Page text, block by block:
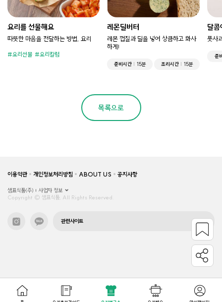
요리를 선물해요
따뜻한 마음을 전달하는 방법, 요리
요리선물 요리칼럼
레몬딜버터
레몬 껍질과 딜을 넣어 상큼하고 화사
하게!
준비시간 15분 조리시간 15분
달콤
풋사
준
목록으로
이용약관 개인정보처리방침 ABOUT US 공지사항
샘표식품(주)
사업자 정보
Copyright © 샘표식품, All Rights Reserved.
관련사이트